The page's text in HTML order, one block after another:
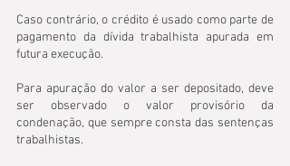
Caso contrário, o crédito é usado como parte de
pagamento da dívida trabalhista apurada em
futura execução.
Para apuração do valor a ser depositado, deve
ser observado o valor provisório da
condenação, que sempre consta das sentenças
trabalhistas.